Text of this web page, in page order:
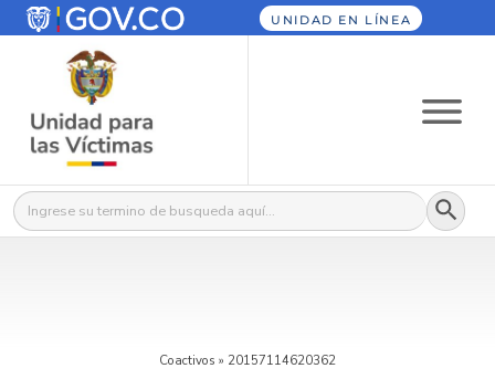
UNIDAD EN LÍNEA
Buscar: Botón
Coactivos » 20157114620362